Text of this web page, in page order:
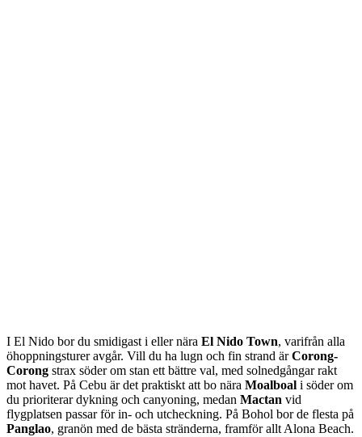
I El Nido bor du smidigast i eller nära El Nido Town, varifrån alla
öhoppningsturer avgår. Vill du ha lugn och fin strand ärCorong-
Corong strax söder om stan ett bättre val, med solnedgångar rakt
mot havet. På Cebu är det praktiskt att bo nära Moalboal i söder om
du prioriterar dykning och canyoning, medan Mactan vid
flygplatsen passar för in- och utcheckning. På Bohol bor de flesta på
Panglao, granön med de bästa stränderna, framför allt Alona Beach.